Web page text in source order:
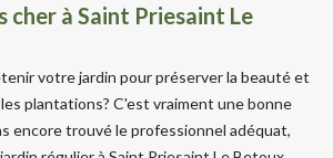
cher à Saint Priesaint Le
votre jardin pour préserver la beauté et
plantations? C'est vraiment une bonne
encore trouvé le professionnel adéquat,